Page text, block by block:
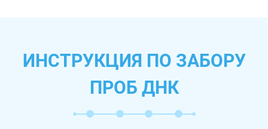
ИНСТРУКЦИЯ ПО ЗАБОРУ
ПРОБ ДНК